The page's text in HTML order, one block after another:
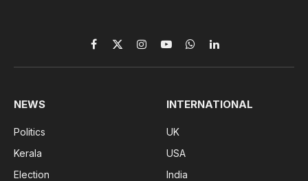
Facebook
X
(Twitter)
InstagramYouTubeWhatsAppLinkedIn
NEWS
Politics
Kerala
Election
INTERNATIONAL
UK
USA
India